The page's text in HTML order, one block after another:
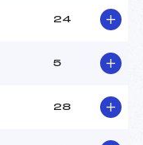
24
5
28